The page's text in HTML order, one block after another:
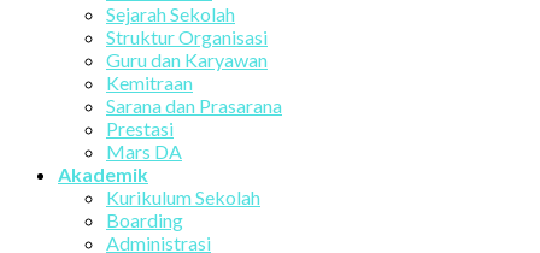
Sejarah Sekolah
Struktur Organisasi
Guru dan Karyawan
Kemitraan
Sarana dan Prasarana
Prestasi
Mars DA
Akademik
Kurikulum Sekolah
Boarding
Administrasi